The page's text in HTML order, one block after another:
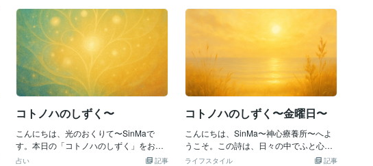
い。〜〜〜わたしは 光わたしは 永遠
わたしは 創造はじまりも 終わりもな
く名も かたちも超えただ在る存在とし
て 息づいている世界を見つめる わた
し世界を生みだす わたしふたつが ひ
とつであることをわたしは いま 思い
出す恐れは 霧のように溶け迷いは 風
のように去ってゆくわたしは 源につな
がる者わたしは 神の輝きそのものすべ
てを愛し 赦し 抱きしめわたしはわた
しを生きる〜コトノハのしずく〜心が静
かになる感覚魂が震える感覚あたたかな
光に抱かれる感覚があったとしたらそれ
コトノハのしずく〜
こんにちは、光のおくりて〜SinMaで
す。本日の「コトノハのしずく」をお届
けします。少し疲れたときや、心を整え
記事
占い
コトノハのしずく〜金曜日〜
こんにちは、SinMa〜神心療養所〜へよ
うこそ。この詩は、日々の中でふと心が
揺らいだときに、静かに寄り添ってくれ
記事
ライフスタイル